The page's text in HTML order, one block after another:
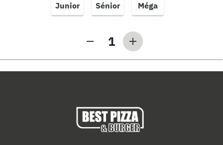
Junior Sénior Méga
1